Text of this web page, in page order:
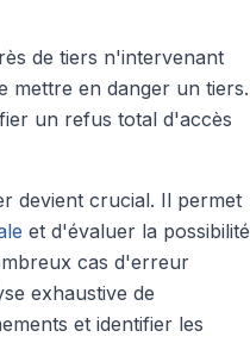
de tiers n'intervenant
mettre en danger un tiers.
un refus total d'accès
devient crucial. Il permet
et d'évaluer la possibilité
cas d'erreur
exhaustive de
et identifier les